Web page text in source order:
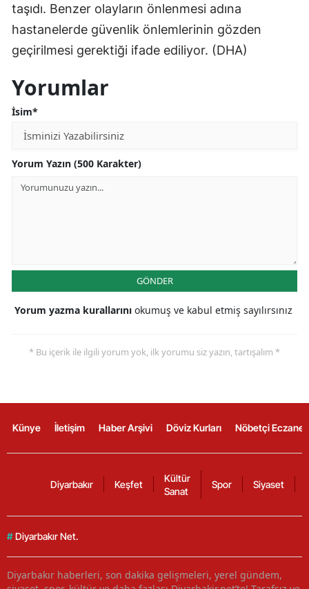
taşıdı. Benzer olayların önlenmesi adına
hastanelerde güvenlik önlemlerinin gözden
geçirilmesi gerektiği ifade ediliyor. (DHA)
Yorumlar
İsim*
Yorum Yazın (500 Karakter)
GÖNDER
Yorum yazma kurallarını okumuş ve kabul etmiş sayılırsınız
* Bu içerik ile ilgili yorum yok, ilk yorumu siz yazın, tartışalım *
Künye İletişim Haber Arşivi Döviz Kurları Nöbetçi
Diyarbakır Keşfet
Kültür
Sanat
Spor Siyaset
# Diyarbakır Net.
Diyarbakır haberleri, son dakika gelişmeleri, yerel gündem,